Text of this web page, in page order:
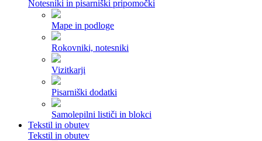
Notesniki in pisarniški pripomočki
Mape in podloge
Rokovniki, notesniki
Vizitkarji
Pisarniški dodatki
Samolepilni lističi in blokci
Tekstil in obutev
Tekstil in obutev